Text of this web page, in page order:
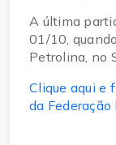
A última
01/10,
Petrolina, no
Clique aqui e
da